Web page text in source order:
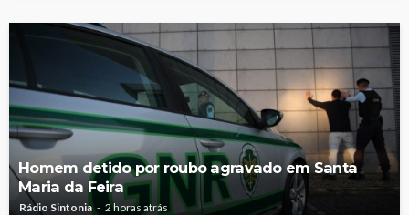
Homem detido por roubo agravado em Santa
Maria da Feira
Rádio Sintonia 2 horas atrás